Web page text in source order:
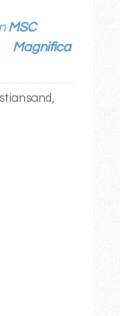
MSC
Magnifica